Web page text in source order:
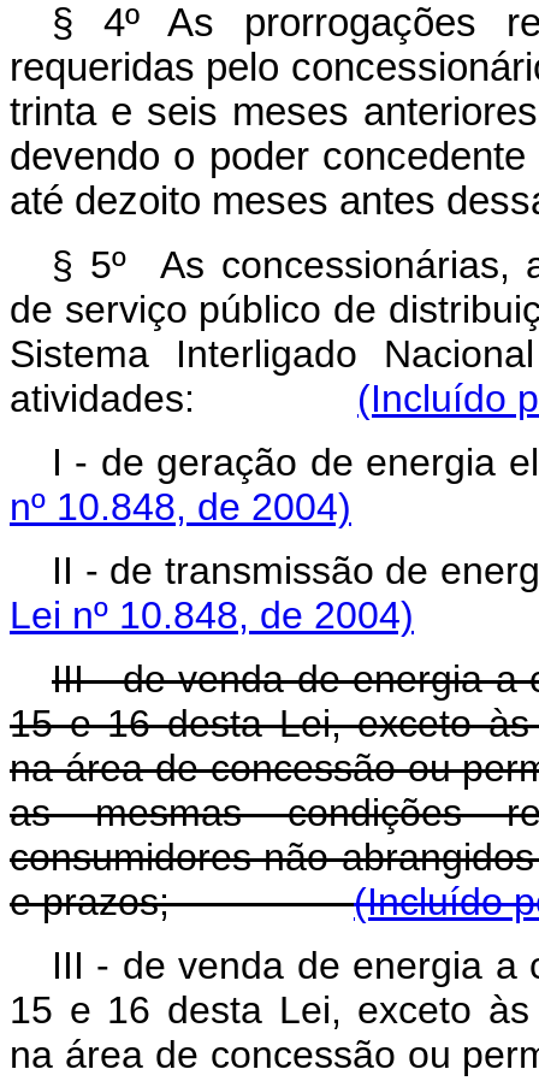
§ 4º As prorrogações
requeridas pelo
trinta e seis meses
devendo o poder
até dezoito meses antes
§ 5º As concessionárias,
de serviço público de
Sistema Interligado
atividades: (Incluído
I - de geração de
nº 10.848, de 2004)
II - de transmissão
Lei nº 10.848, de 2004)
III - de venda de energia a
15 e 16 desta Lei, exceto às
na área de concessão ou
as mesmas condições
consumidores não
e prazos;(Incluído
III - de venda de energia a
15 e 16 desta Lei, exceto às
na área de concessão ou